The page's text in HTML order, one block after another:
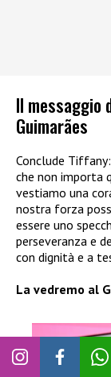
Il messaggio
Guimarães
Conclude
che non importa
vestiamo una
nostra forza
essere uno
perseveranza e
con dignità e a
La vedremo al